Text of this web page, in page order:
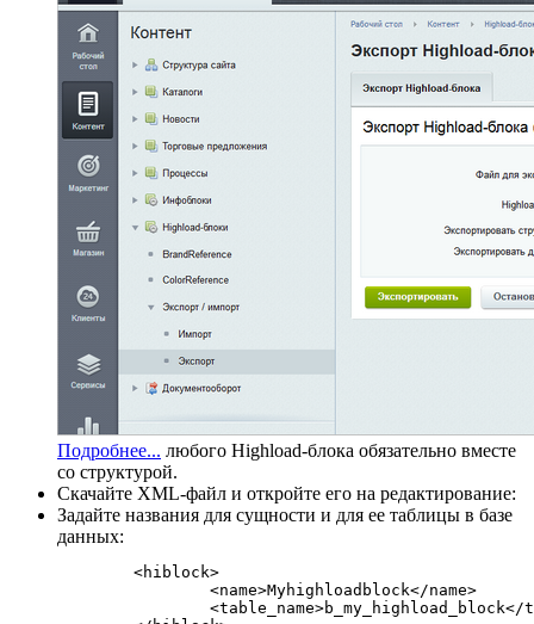
Подробнее... любого Highload-блока обязательно вместе
со структурой.
Скачайте XML-файл и откройте его на редактирование:
Задайте названия для сущности и для ее таблицы в базе
данных: